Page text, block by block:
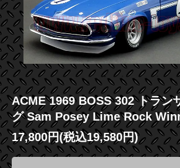
ACME 1969 BOSS 302 トラン
グ Sam Posey Lime Rock
17,800円(税込19,580円)